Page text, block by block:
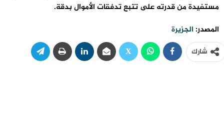
مستفيدة من قدرته على تتبع تدفقات الأموال بدقة.
المصدر: الجزيرة
شارك